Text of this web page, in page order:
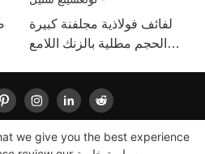
لفائف فولاذية مجلفنة كبيرة
الحجم مطلية بالزنك اللامع
we give you the best experience